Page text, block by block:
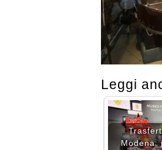
Leggi
Modena: